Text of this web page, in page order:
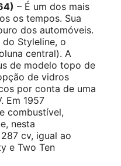
– É um dos mais
os tempos. Sua
dos automóveis.
Styleline, o
central). A
de modelo topo de
de vidros
por conta de uma
Em 1957
combustível,
nesta
cv, igual ao
e Two Ten